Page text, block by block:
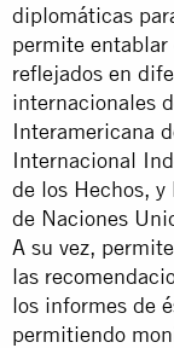
diplomáticas
permite entablar
reflejados en
internacionales
Interamericana
Internacional
de los Hechos,
de Naciones
A su vez,
las
los informes de
permitiendo